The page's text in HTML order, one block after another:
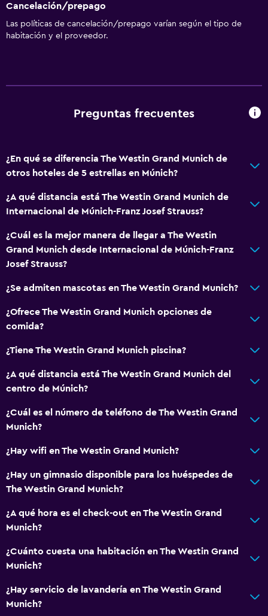
Servicio de conserjería
Cambio de divisas
Servicio de habitaciones
Check-in/check-out privado
Caja fuerte
Servicios básicos
Artículos de aseo gratis
Calefacción
Aire acondicionado
Internet (con cargos)
Wifi (con cargo)
Ropa de cama
Toallas
Gel de ducha
Papeleras
Acondicionador
General
Posibilidad de habitaciones conectadas
Cancelación/prepago
Las políticas de cancelación/prepago varían según el tipo de
habitación y el proveedor.
Preguntas frecuentes
¿En qué se diferencia The Westin Grand Munich de
otros hoteles de 5 estrellas en Múnich?
¿A qué distancia está The Westin Grand Munich de
Internacional de Múnich-Franz Josef Strauss?
¿Cuál es la mejor manera de llegar a The Westin
Grand Munich desde Internacional de Múnich-Franz
Josef Strauss?
¿Se admiten mascotas en The Westin Grand Munich?
¿Ofrece The Westin Grand Munich opciones de
comida?
¿Tiene The Westin Grand Munich piscina?
¿A qué distancia está The Westin Grand Munich del
centro de Múnich?
¿Cuál es el número de teléfono de The Westin Grand
Munich?
¿Hay wifi en The Westin Grand Munich?
¿Hay un gimnasio disponible para los huéspedes de
The Westin Grand Munich?
¿A qué hora es el check-out en The Westin Grand
Munich?
¿Cuánto cuesta una habitación en The Westin Grand
Munich?
¿Hay servicio de lavandería en The Westin Grand
Munich?